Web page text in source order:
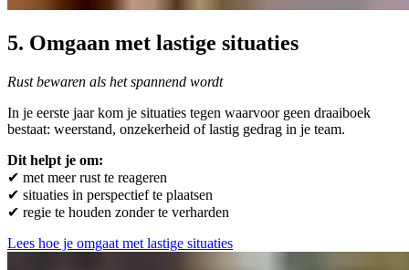
5. Omgaan met lastige situaties
Rust bewaren als het spannend wordt
In je eerste jaar kom je situaties tegen waarvoor geen draaiboek
bestaat: weerstand, onzekerheid of lastig gedrag in je team.
Dit helpt je om:
✔ met meer rust te reageren
✔ situaties in perspectief te plaatsen
✔ regie te houden zonder te verharden
Lees hoe je omgaat met lastige situaties